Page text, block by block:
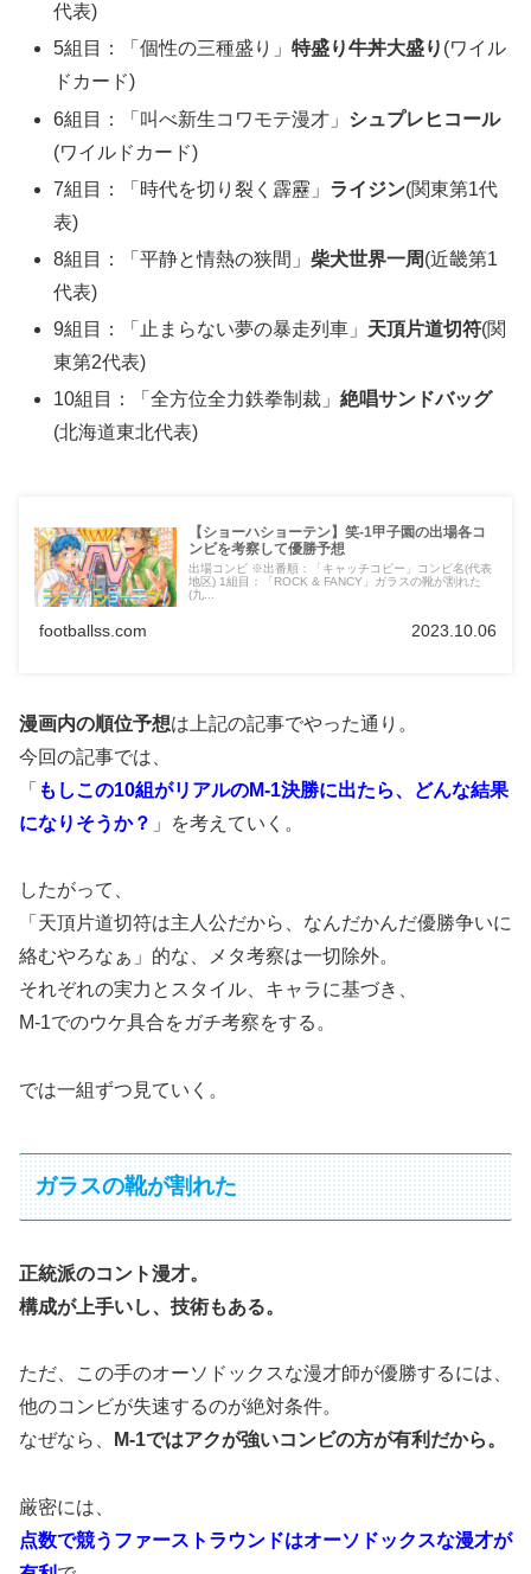
代表)
5組目：「個性の三種盛り」特盛り牛丼大盛り (ワイル
ドカード)
6組目：「叫べ新生コワモテ漫才」 シュプレヒコール
(ワイルドカード)
7組目：「時代を切り裂く霹靂」 ライジン(関東第1代
表)
8組目：「平静と情熱の狭間」柴犬世界一周(近畿第1
代表)
9組目：「止まらない夢の暴走列車」 天頂片道切符(関
東第2代表)
10組目：「全方位全力鉄拳制裁」絶唱サンドバッグ
(北海道東北代表)
【ショーハショーテン】笑-1甲子園の出場各コ
ンビを考察して優勝予想
出場コンビ ※出番順：「キャッチコピー」コンビ名(代表
地区) 1組目：「ROCK & FANCY」ガラスの靴が割れた
(九...
footballss.com 2023.10.06
漫画内の順位予想は上記の記事でやった通り。
今回の記事では、
「 もしこの10組がリアルのM-1決勝に出たら、どんな結果
になりそうか？ 」を考えていく。
したがって、
「天頂片道切符は主人公だから、なんだかんだ優勝争いに
絡むやろなぁ」的な、メタ考察は一切除外。
それぞれの実力とスタイル、キャラに基づき、
M-1でのウケ具合をガチ考察をする。
では一組ずつ見ていく。
ガラスの靴が割れた
正統派のコント漫才。
構成が上手いし、技術もある。
ただ、この手のオーソドックスな漫才師が優勝するには、
他のコンビが失速するのが絶対条件。
なぜなら、
M-1ではアクが強いコンビの方が有利だから。
厳密には、
点数で競うファーストラウンドはオーソドックスな漫才が